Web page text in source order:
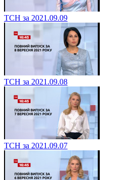
ТСН за 2021.09.09
ТСН за 2021.09.08
ТСН за 2021.09.07